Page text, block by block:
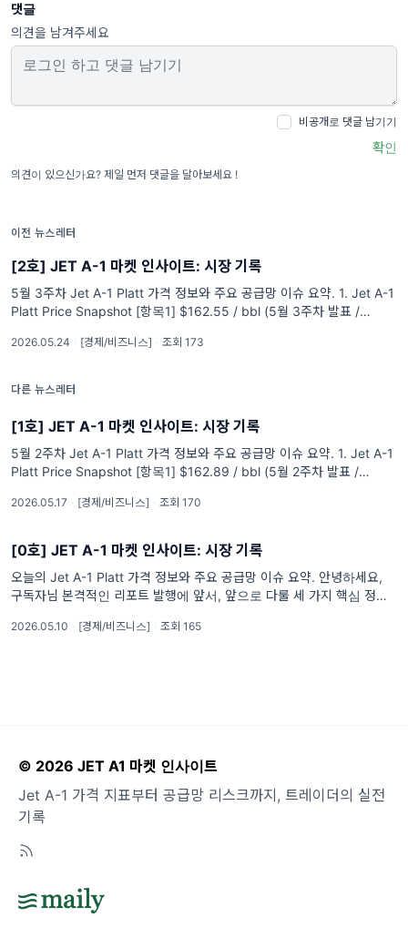
댓글
의견을 남겨주세요
비공개로 댓글 남기기
확인
의견이 있으신가요? 제일 먼저 댓글을 달아보세요 !
이전 뉴스레터
[2호] JET A-1 마켓 인사이트: 시장 기록
5월 3주차 Jet A-1 Platt 가격 정보와 주요 공급망 이슈 요약. 1. Jet A-1
Platt Price Snapshot [항목1] $162.55 / bbl (5월 3주차 발표 /
2026.05.24 · [경제/비즈니스] · 조회 173
다른 뉴스레터
[1호] JET A-1 마켓 인사이트: 시장 기록
5월 2주차 Jet A-1 Platt 가격 정보와 주요 공급망 이슈 요약. 1. Jet A-1
Platt Price Snapshot [항목1] $162.89 / bbl (5월 2주차 발표 /
2026.05.17 · [경제/비즈니스] · 조회 170
[0호] JET A-1 마켓 인사이트: 시장 기록
오늘의 Jet A-1 Platt 가격 정보와 주요 공급망 이슈 요약. 안녕하세요,
구독자님 본격적인 리포트 발행에 앞서, 앞으로 다룰 세 가지 핵심 정보를
2026.05.10 · [경제/비즈니스] · 조회 165
© 2026 JET A1 마켓 인사이트
Jet A-1 가격 지표부터 공급망 리스크까지, 트레이더의 실전
기록